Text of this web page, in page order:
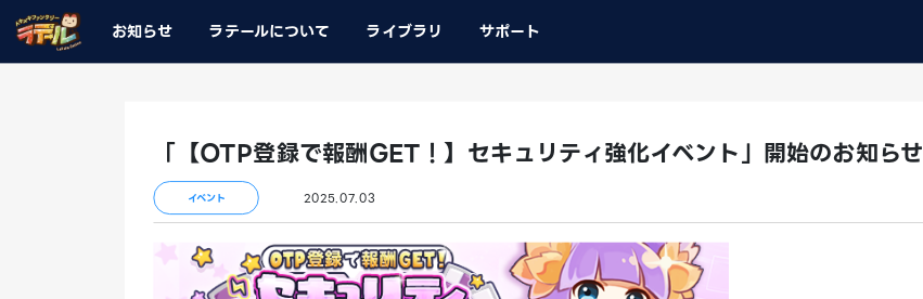
お知らせ ラテールについて ライブラリ サポート
「【OTP登録で報酬GET！】セキュリティ強化イベント」開始のお知らせ
イベント 2025.07.03